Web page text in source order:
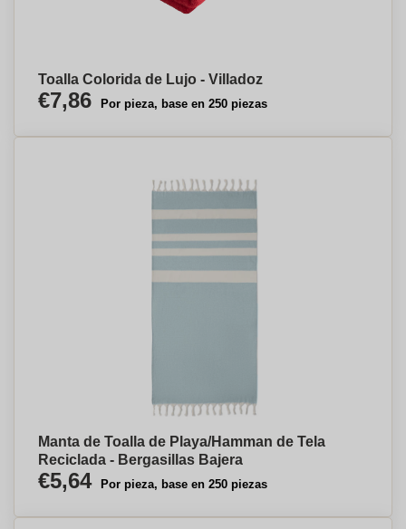
Toalla Colorida de Lujo - Villadoz
€7,86 Por pieza, base en 250 piezas
Manta de Toalla de Playa/Hamman de Tela
Reciclada - Bergasillas Bajera
€5,64 Por pieza, base en 250 piezas